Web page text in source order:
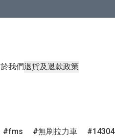
我們退貨及退款政策
fms 無刷拉力車 14304